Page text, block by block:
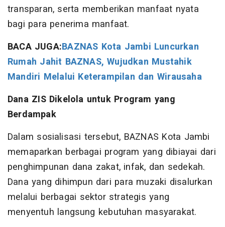
transparan, serta memberikan manfaat nyata
bagi para penerima manfaat.
BACA JUGA:BAZNAS Kota Jambi Luncurkan
Rumah Jahit BAZNAS, Wujudkan Mustahik
Mandiri Melalui Keterampilan dan Wirausaha
Dana ZIS Dikelola untuk Program yang
Berdampak
Dalam sosialisasi tersebut, BAZNAS Kota Jambi
memaparkan berbagai program yang dibiayai dari
penghimpunan dana zakat, infak, dan sedekah.
Dana yang dihimpun dari para muzaki disalurkan
melalui berbagai sektor strategis yang
menyentuh langsung kebutuhan masyarakat.